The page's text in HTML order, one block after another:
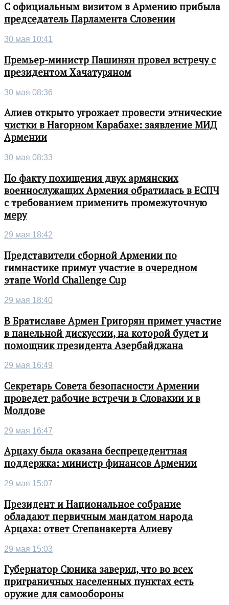
С официальным визитом в Армению прибыла
председатель Парламента Словении
30 мая 10:41
Премьер-министр Пашинян провел встречу с
президентом Хачатуряном
30 мая 08:36
Алиев открыто угрожает провести этнические
чистки в Нагорном Карабахе: заявление МИД
Армении
30 мая 08:33
По факту похищения двух армянских
военнослужащих Армения обратилась в ЕСПЧ
с требованием применить промежуточную
меру
29 мая 18:42
Представители сборной Армении по
гимнастике примут участие в очередном
этапе World Challenge Cup
29 мая 18:40
В Братиславе Армен Григорян примет участие
в панельной дискуссии, на которой будет и
помощник президента Азербайджана
29 мая 16:49
Секретарь Совета безопасности Армении
проведет рабочие встречи в Словакии и в
Молдове
29 мая 16:47
Арцаху была оказана беспрецедентная
поддержка: министр финансов Армении
29 мая 15:07
Президент и Национальное собрание
обладают первичным мандатом народа
Арцаха: ответ Степанакерта Алиеву
29 мая 15:03
Губернатор Сюника заверил, что во всех
приграничных населенных пунктах есть
оружие для самообороны